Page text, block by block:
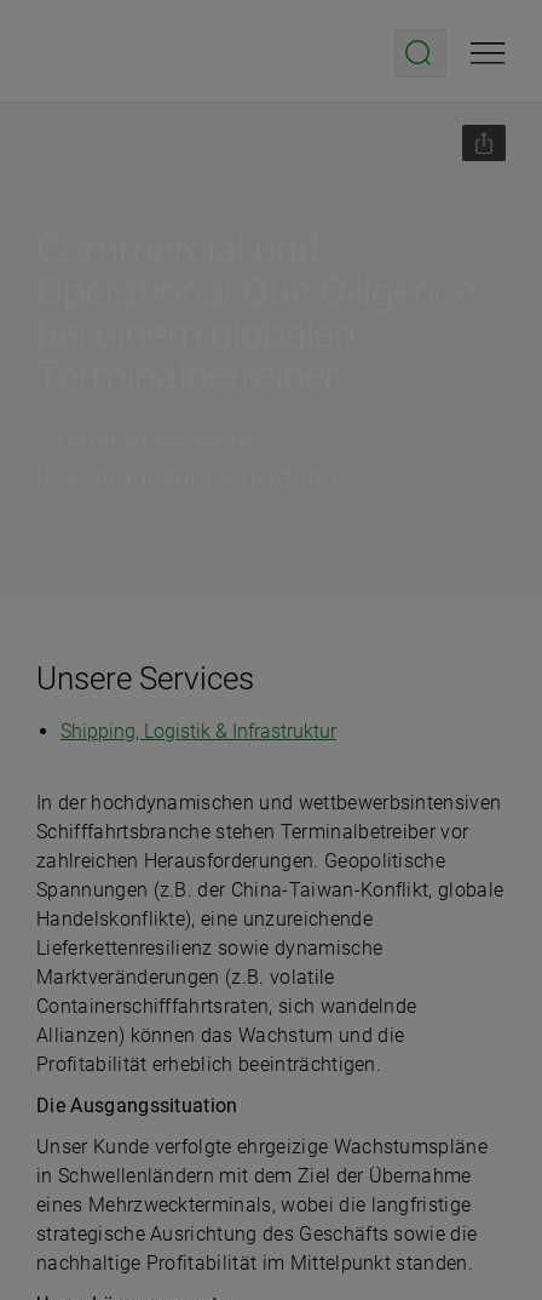
Unsere Services
Shipping, Logistik & Infrastruktur
In der hochdynamischen und wettbewerbsintensiven
Schifffahrtsbranche stehen Terminalbetreiber vor
zahlreichen Herausforderungen. Geopolitische
Spannungen (z.B. der China-Taiwan-Konflikt, globale
Handelskonflikte), eine unzureichende
Lieferkettenresilienz sowie dynamische
Marktveränderungen (z.B. volatile
Containerschifffahrtsraten, sich wandelnde
Allianzen) können das Wachstum und die
Profitabilität erheblich beeinträchtigen.
Die Ausgangssituation
Unser Kunde verfolgte ehrgeizige Wachstumspläne
in Schwellenländern mit dem Ziel der Übernahme
eines Mehrzweckterminals, wobei die langfristige
strategische Ausrichtung des Geschäfts sowie die
nachhaltige Profitabilität im Mittelpunkt standen.